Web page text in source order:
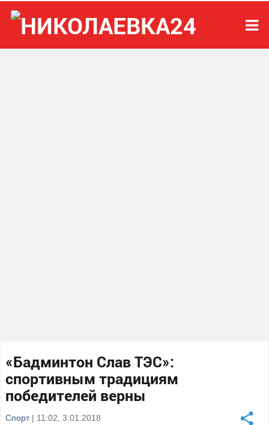
«Бадминтон Слав ТЭС»:
спортивным традициям
победителей верны
Спорт | 11:02, 3.01.2018